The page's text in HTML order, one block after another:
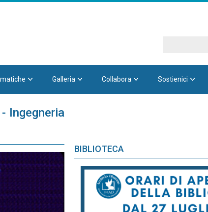
Galleria Collabora Sostienici
Ingegneria
BIBLIOTECA